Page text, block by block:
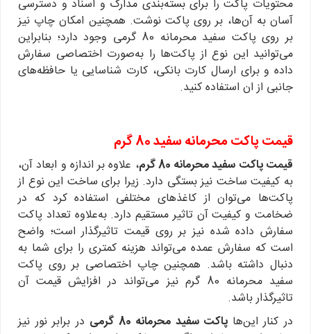
محتویات پاکت را برای بسته‌بندی مدارک و اسناد و دسترسی
آسان به آن‌ها، بر روی پاکت نوشت. همچنین امکان چاپ نیز
بر روی پاکت سفید محرمانه 80 گرمی وجود دارد؛ بنابراین
می‌توانید این نوع از پاکت‌ها را به‌صورت اختصاصی سفارش
داده و برای ارسال کارت بانکی، کارت شناسایی یا حافظه‌های
جانبی از ان استفاده کنید.
قیمت پاکت محرمانه سفید 80 گرم
قیمت پاکت سفید محرمانه 80 گرم
، علاوه بر اندازه و ابعاد آن،
به کیفیت ساخت نیز بستگی دارد. زیرا برای ساخت این نوع از
پاکت‌ها می‌توان از کاغذهای مختلفی استفاده کرد که در
ضخامت و کیفیت آن تاثیر مستقیم دارد. به‌علاوه تعداد پاکت
سفارش داده شده نیز بر روی قیمت تاثیرگذار است؛ واضح
است که سفارش عمده می‌تواند هزینه کمتری را برای شما به
دنبال داشته باشد. همچنین چاپ اختصاصی بر روی پاکت
سفید محرمانه 80 گرم نیز می‌تواند در افزایش قیمت آن
تاثیرگذار باشد.
در کنار این‌ها پاکت سفید محرمانه 80 گرمی
در برابر نور نیز